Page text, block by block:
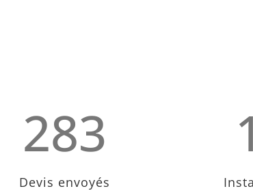
283
Devis envoyés